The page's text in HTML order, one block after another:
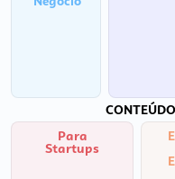
Para
Startups